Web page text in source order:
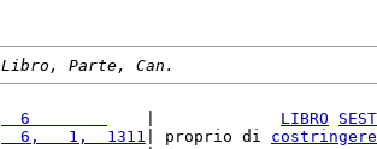
Libro, Parte, Can.
  6
LIBRO
  6,   1,  1311
| proprio di costringere